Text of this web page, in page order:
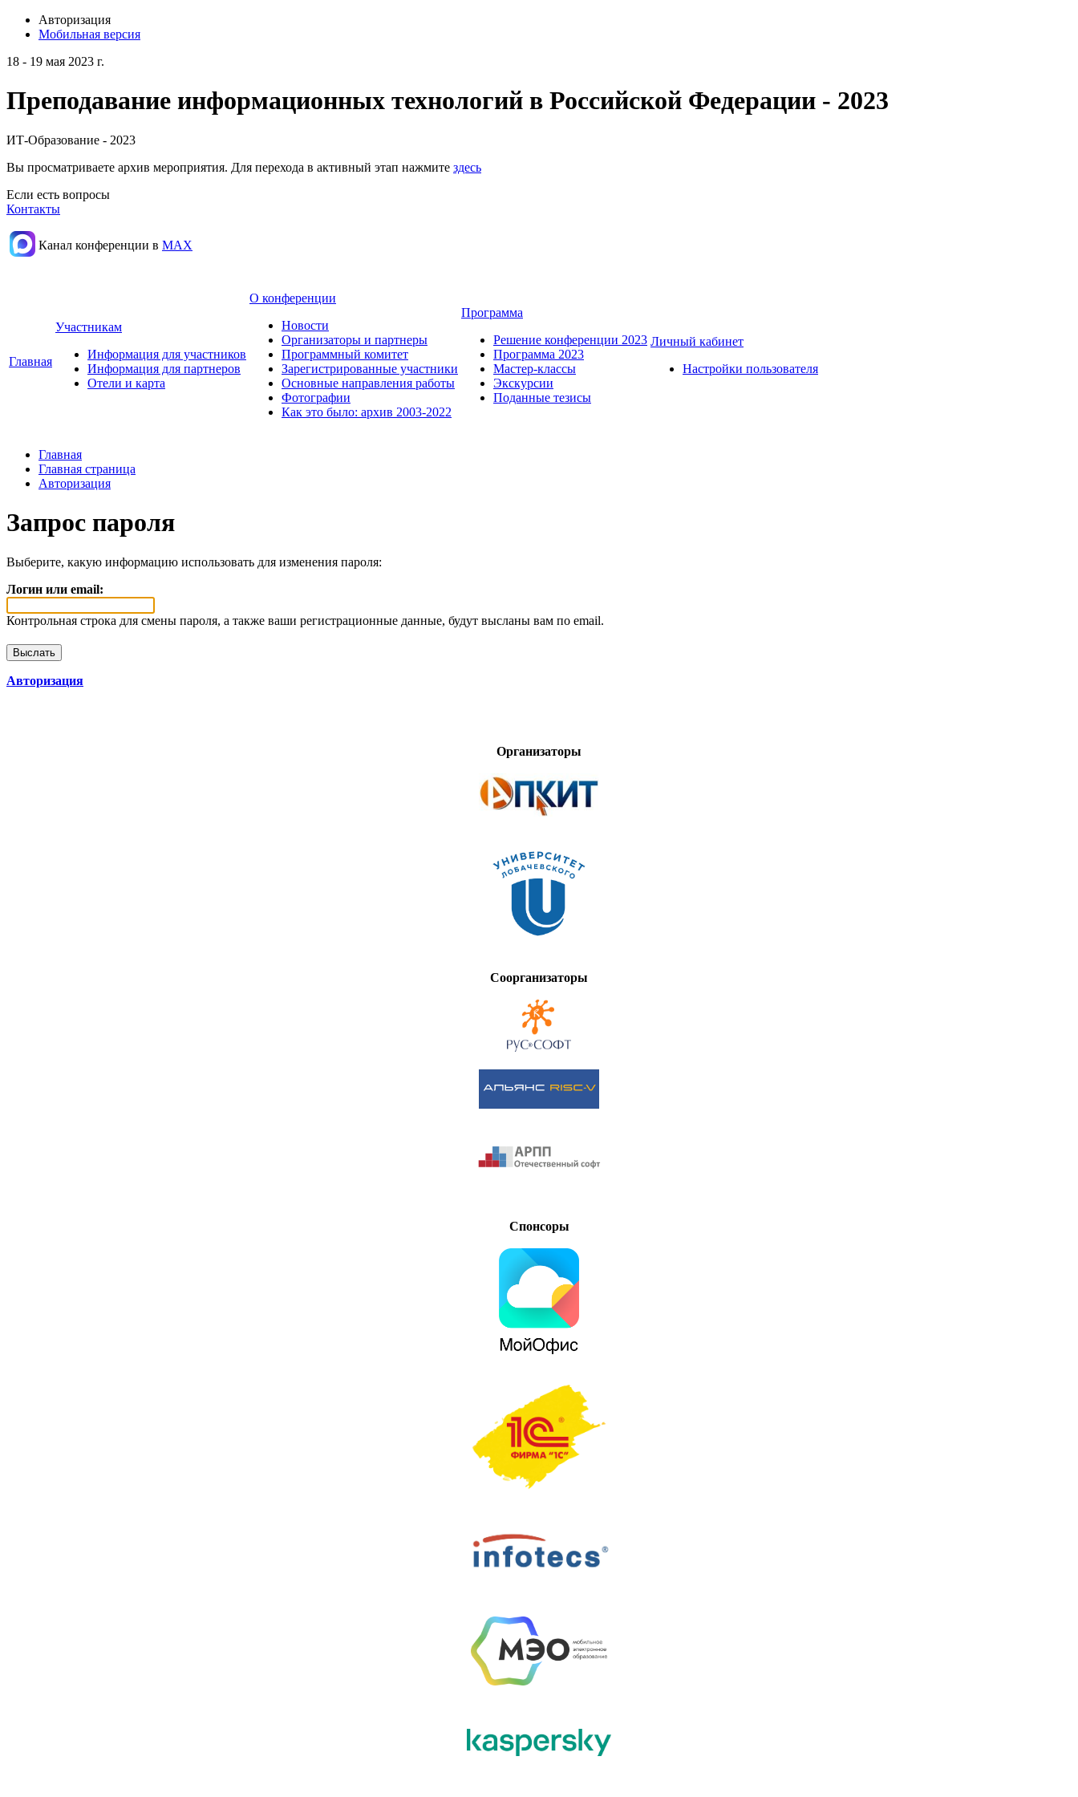
Авторизация
Мобильная версия
18 - 19 мая 2023 г.
Преподавание информационных технологий в Российской Федерации - 2023
ИТ-Образование - 2023
Вы просматриваете архив мероприятия. Для перехода в активный этап нажмите здесь
Если есть вопросы
Контакты
Канал конференции в МАХ
Главная
Участникам
Информация для участников
Информация для партнеров
Отели и карта
О конференции
Новости
Организаторы и партнеры
Программный комитет
Зарегистрированные участники
Основные направления работы
Фотографии
Как это было: архив 2003-2022
Программа
Решение конференции 2023
Программа 2023
Мастер-классы
Экскурсии
Поданные тезисы
Личный кабинет
Настройки пользователя
Главная
Главная страница
Авторизация
Запрос пароля
Выберите, какую информацию использовать для изменения пароля:
Логин или email:
Контрольная строка для смены пароля, а также ваши регистрационные данные, будут высланы вам по email.
Авторизация
Организаторы
Соорганизаторы
Спонсоры